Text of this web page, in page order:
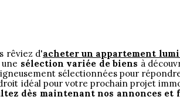
rêviez d'acheter un appartement
sélection variée de biens à
sélectionnées pour
idéal pour votre prochain projet
dès maintenant nos annonces